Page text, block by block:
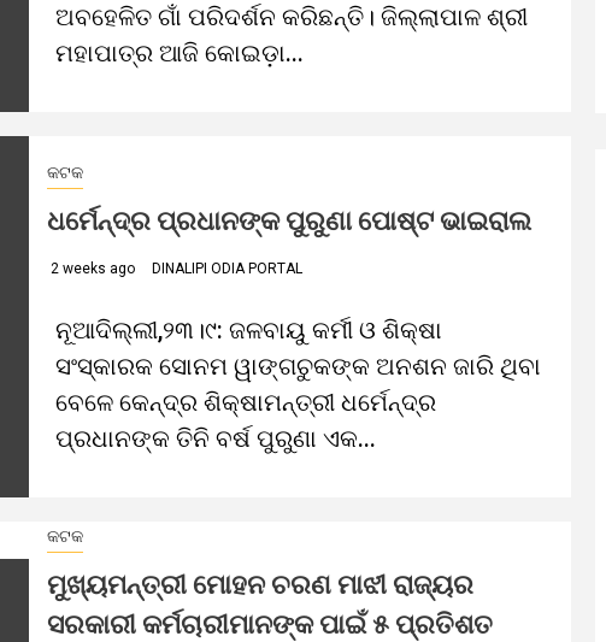
ଅବହେଳିତ ଗାଁ ପରିଦର୍ଶନ କରିଛନ୍ତି। ଜିଲ୍ଲାପାଳ ଶ୍ରୀ
ମହାପାତ୍ର ଆଜି କୋଇଡ଼ା...
କଟକ
ଧର୍ମେନ୍ଦ୍ର ପ୍ରଧାନଙ୍କ ପୁରୁଣା ପୋଷ୍ଟ ଭାଇରାଲ
2 weeks ago DINALIPI ODIA PORTAL
ନୂଆଦିଲ୍ଲୀ,୨୩।୯: ଜଳବାୟୁ କର୍ମୀ ଓ ଶିକ୍ଷା
ସଂସ୍କାରକ ସୋନମ ୱାଙ୍ଗଚୁକଙ୍କ ଅନଶନ ଜାରି ଥିବା
ବେଳେ କେନ୍ଦ୍ର ଶିକ୍ଷାମନ୍ତ୍ରୀ ଧର୍ମେନ୍ଦ୍ର
ପ୍ରଧାନଙ୍କ ତିନି ବର୍ଷ ପୁରୁଣା ଏକ...
କଟକ
ମୁଖ୍ୟମନ୍ତ୍ରୀ ମୋହନ ଚରଣ ମାଝୀ ରାଜ୍ୟର
ସରକାରୀ କର୍ମଚାରୀମାନଙ୍କ ପାଇଁ ୫ ପ୍ରତିଶତ